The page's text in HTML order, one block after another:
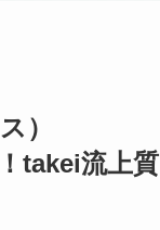
）
takei流上質